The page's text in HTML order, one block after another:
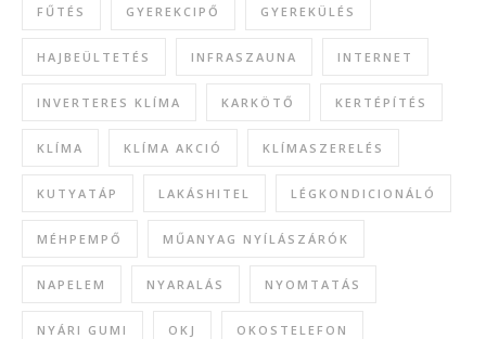
FŰTÉS GYEREKCIPŐ GYEREKÜLÉS
HAJBEÜLTETÉS INFRASZAUNA INTERNET
INVERTERES KLÍMA KARKÖTŐ KERTÉPÍTÉS
KLÍMA KLÍMA AKCIÓ KLÍMASZERELÉS
KUTYATÁP LAKÁSHITEL LÉGKONDICIONÁLÓ
MÉHPEMPŐ MŰANYAG NYÍLÁSZÁRÓK
NAPELEM NYARALÁS NYOMTATÁS
NYÁRI GUMI OKJ OKOSTELEFON